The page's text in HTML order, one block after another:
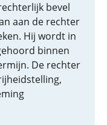
bevel
aan de rechter
Hij wordt in
binnen
De rechter